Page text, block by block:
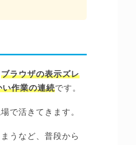
ブラウザの表示ズレ
い作業の連続です。
で活きてきます。
うなど、普段から